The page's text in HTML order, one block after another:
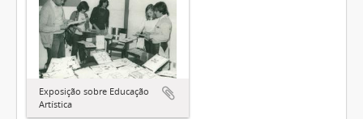
Exposição sobre Educação
Artística